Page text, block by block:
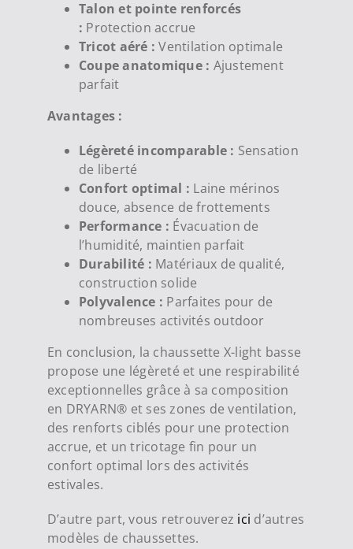
Talon et pointe renforcés
: Protection accrue
Tricot aéré : Ventilation optimale
Coupe anatomique : Ajustement
parfait
Avantages :
Légèreté incomparable : Sensation
de liberté
Confort optimal : Laine mérinos
douce, absence de frottements
Performance : Évacuation de
l’humidité, maintien parfait
Durabilité : Matériaux de qualité,
construction solide
Polyvalence : Parfaites pour de
nombreuses activités outdoor
En conclusion, la chaussette X-light basse
propose une légèreté et une respirabilité
exceptionnelles grâce à sa composition
en DRYARN® et ses zones de ventilation,
des renforts ciblés pour une protection
accrue, et un tricotage fin pour un
confort optimal lors des activités
estivales.
D’autre part, vous retrouverez ici d’autres
modèles de chaussettes.